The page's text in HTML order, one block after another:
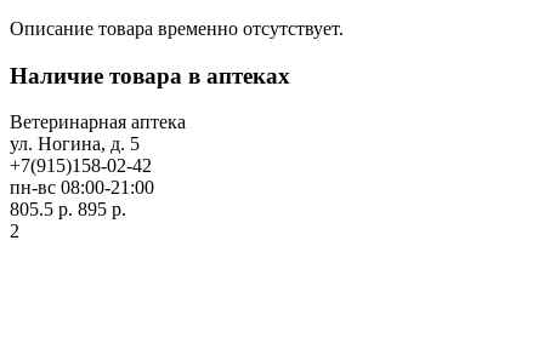
Описание товара временно отсутствует.
Наличие товара в аптеках
Ветеринарная аптека
ул. Ногина, д. 5
+7(915)158-02-42
пн-вс 08:00-21:00
805.5 р. 895 р.
2